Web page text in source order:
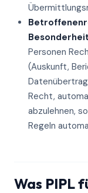
Personen
(Auskunft,
Recht,
abzulehnen,
Regeln
Was PIPL